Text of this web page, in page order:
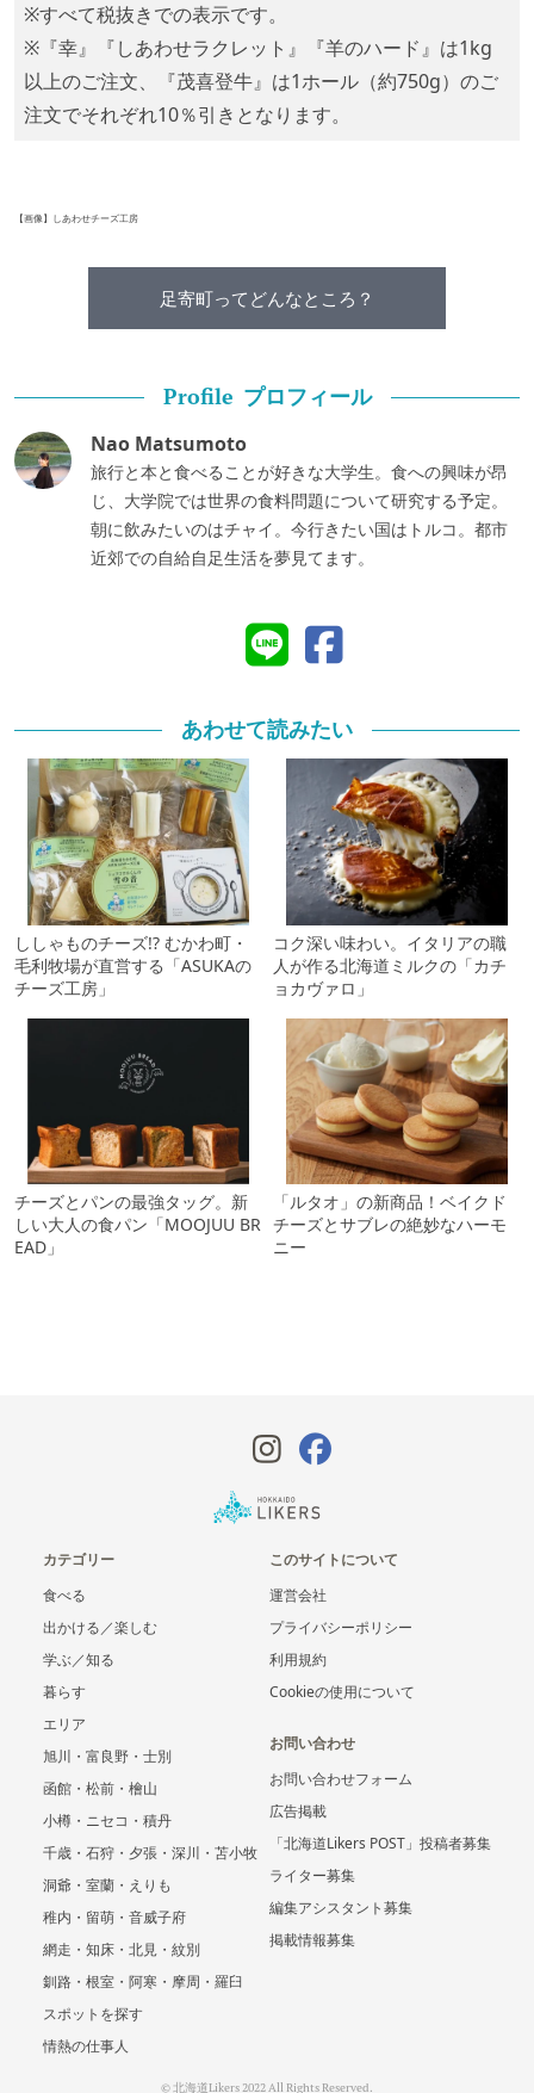
※すべて税抜きでの表示です。
※『幸』『しあわせラクレット』『羊のハード』は1kg
以上のご注文、『茂喜登牛』は1ホール（約750g）のご
注文でそれぞれ10％引きとなります。
【画像】しあわせチーズ工房
足寄町ってどんなところ？
Profile プロフィール
Nao Matsumoto
旅行と本と食べることが好きな大学生。食への興味が昂
じ、大学院では世界の食料問題について研究する予定。
朝に飲みたいのはチャイ。今行きたい国はトルコ。都市
近郊での自給自足生活を夢見てます。
あわせて読みたい
ししゃものチーズ!? むかわ町・
毛利牧場が直営する「ASUKAの
チーズ工房」
コク深い味わい。イタリアの職
人が作る北海道ミルクの「カチ
ョカヴァロ」
チーズとパンの最強タッグ。新
しい大人の食パン「MOOJUU BR
EAD」
「ルタオ」の新商品！ベイクド
チーズとサブレの絶妙なハーモ
ニー
カテゴリー
食べる
出かける／楽しむ
学ぶ／知る
暮らす
エリア
旭川・富良野・士別
函館・松前・檜山
小樽・ニセコ・積丹
千歳・石狩・夕張・深川・苫小牧
洞爺・室蘭・えりも
稚内・留萌・音威子府
網走・知床・北見・紋別
釧路・根室・阿寒・摩周・羅臼
スポットを探す
情熱の仕事人
このサイトについて
運営会社
プライバシーポリシー
利用規約
Cookieの使用について
お問い合わせ
お問い合わせフォーム
広告掲載
「北海道Likers POST」投稿者募集
ライター募集
編集アシスタント募集
掲載情報募集
© 北海道Likers 2022 All Rights Reserved.